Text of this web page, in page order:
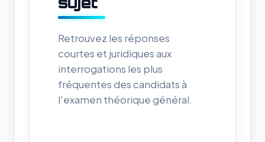
Retrouvez les réponses
courtes et juridiques aux
interrogations les plus
fréquentes des candidats à
l'examen théorique général.